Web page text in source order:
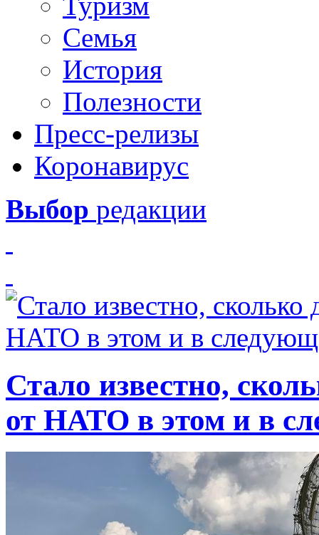
Семья
История
Полезности
Пресс-релизы
Коронавирус
Выбор редакции
Стало известно,
от НАТО в этом и в